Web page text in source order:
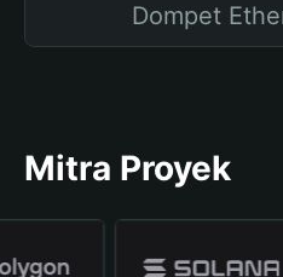
Dompet
Mitra Proyek